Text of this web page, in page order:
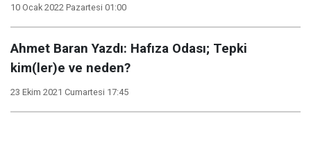
10 Ocak 2022 Pazartesi 01:00
Ahmet Baran Yazdı: Hafıza Odası; Tepki
kim(ler)e ve neden?
23 Ekim 2021 Cumartesi 17:45